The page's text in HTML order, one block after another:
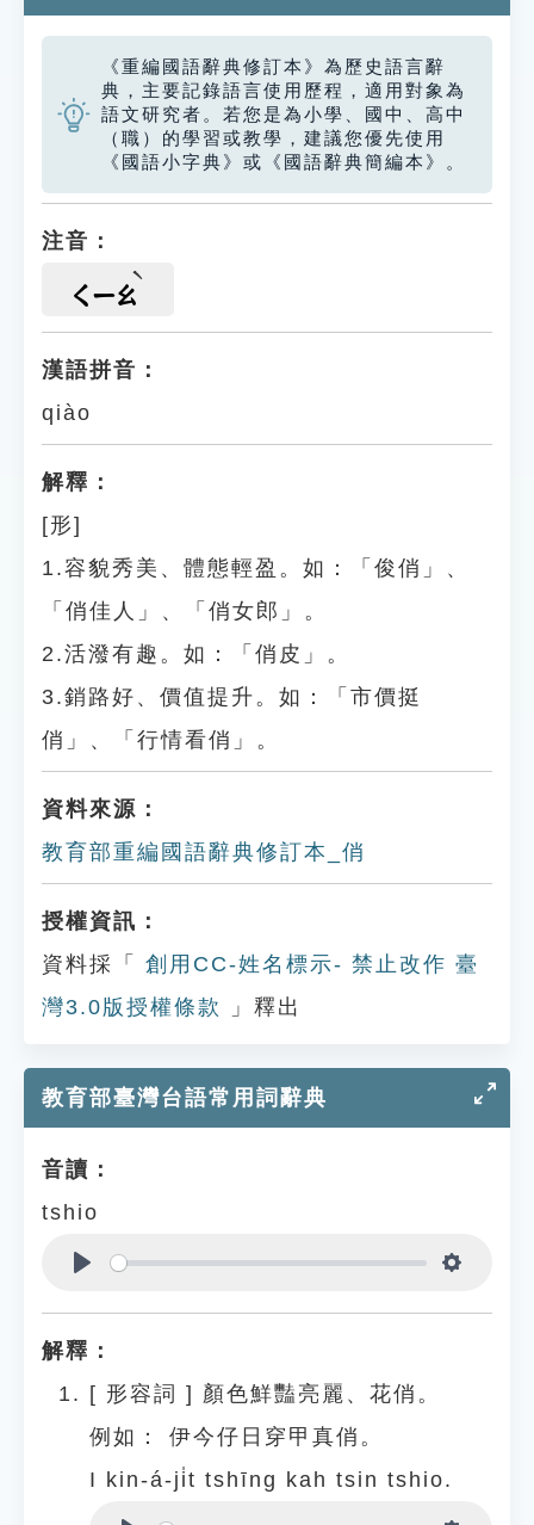
《重編國語辭典修訂本》為歷史語言辭
典，主要記錄語言使用歷程，適用對象為
語文研究者。若您是為小學、國中、高中
（職）的學習或教學，建議您優先使用
《國語小字典》或《國語辭典簡編本》。
注音：
ㄑㄧㄠ
漢語拼音：
qiào
解釋：
[形]
1.容貌秀美、體態輕盈。如：「俊俏」、
「俏佳人」、「俏女郎」。
2.活潑有趣。如：「俏皮」。
3.銷路好、價值提升。如：「市價挺
俏」、「行情看俏」。
資料來源：
教育部重編國語辭典修訂本_俏
授權資訊：
資料採「
創用CC-姓名標示- 禁止改作 臺
灣3.0版授權條款
」釋出
教育部臺灣台語常用詞辭典
音讀：
tshio
解釋：
[ 形容詞 ] 顏色鮮豔亮麗、花俏。
例如：
伊今仔日穿甲真俏。
I kin-á-ji̍t tshīng kah tsin tshio.